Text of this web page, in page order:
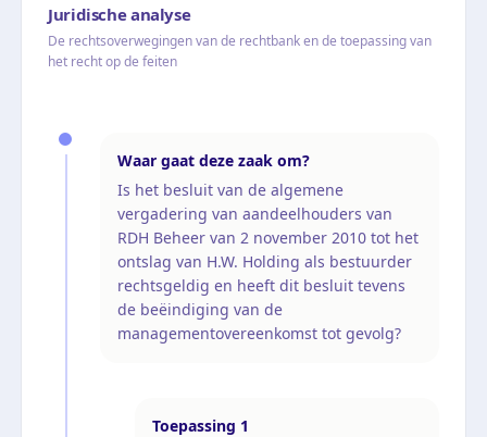
Juridische analyse
De rechtsoverwegingen van de rechtbank en de toepassing van
het recht op de feiten
Waar gaat deze zaak om?
Is het besluit van de algemene
vergadering van aandeelhouders van
RDH Beheer van 2 november 2010 tot het
ontslag van H.W. Holding als bestuurder
rechtsgeldig en heeft dit besluit tevens
de beëindiging van de
managementovereenkomst tot gevolg?
Toepassing 1